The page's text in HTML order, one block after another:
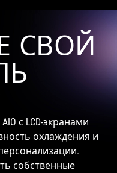
СВОЙ
с LCD-экранами
охлаждения и
собственные